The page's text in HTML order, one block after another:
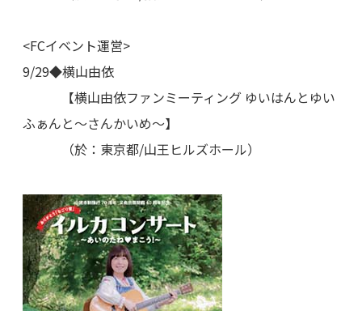
<FCイベント運営>
9/29◆横山由依
【横山由依ファンミーティング ゆいはんとゆい
ふぁんと～さんかいめ～】
（於：東京都/山王ヒルズホール）